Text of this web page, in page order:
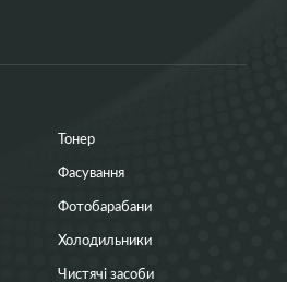
Тонер
Фасування
Фотобарабани
Холодильники
Чистячі засоби